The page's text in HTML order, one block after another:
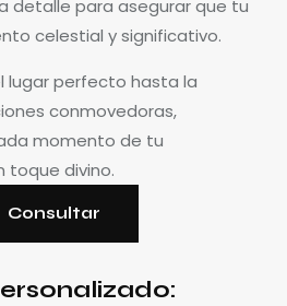
detalle para asegurar que tu
celestial y significativo.
lugar perfecto hasta la
conmovedoras,
momento de tu
toque divino.
Consultar